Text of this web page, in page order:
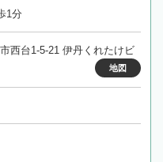
1分
西台1-5-21 伊丹くれたけビ
地図